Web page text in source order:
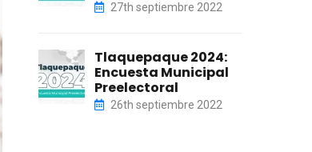
27th septiembre 2022
Tlaquepaque 2024:
Encuesta Municipal
Preelectoral
26th septiembre 2022